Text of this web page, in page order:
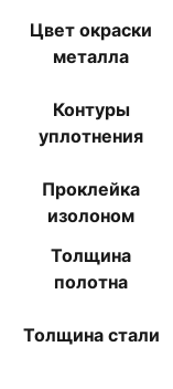
Цвет окраски
металла
Контуры
уплотнения
Проклейка
изолоном
Толщина
полотна
Толщина стали